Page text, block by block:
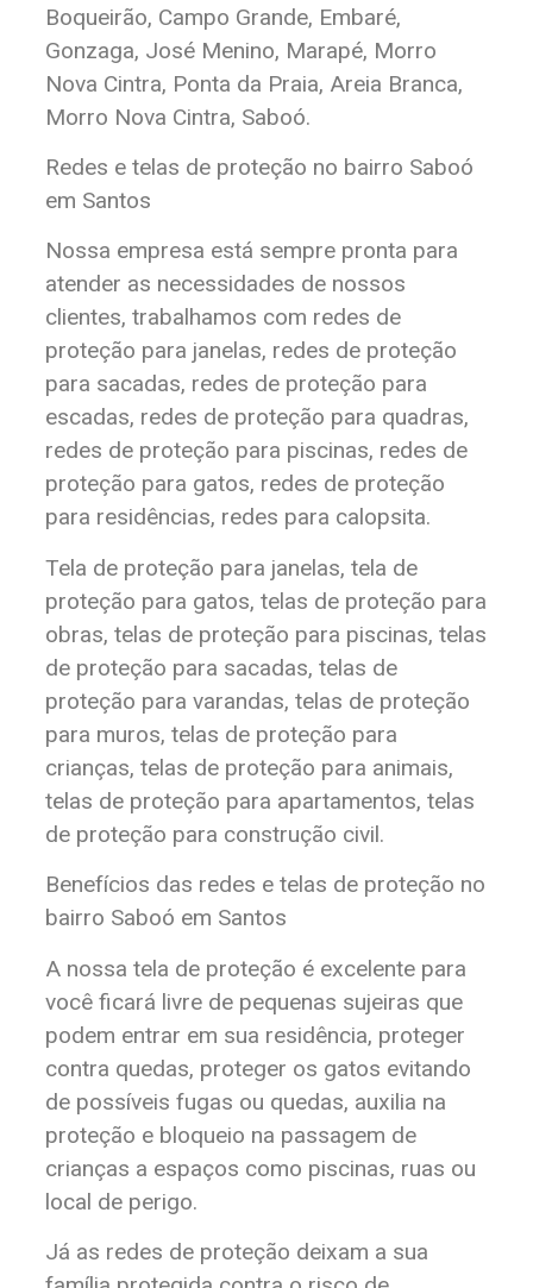
Boqueirão, Campo Grande, Embaré,
Gonzaga, José Menino, Marapé, Morro
Nova Cintra, Ponta da Praia, Areia Branca,
Morro Nova Cintra, Saboó.
Redes e telas de proteção no bairro Saboó
em Santos
Nossa empresa está sempre pronta para
atender as necessidades de nossos
clientes, trabalhamos com redes de
proteção para janelas, redes de proteção
para sacadas, redes de proteção para
escadas, redes de proteção para quadras,
redes de proteção para piscinas, redes de
proteção para gatos, redes de proteção
para residências, redes para calopsita.
Tela de proteção para janelas, tela de
proteção para gatos, telas de proteção para
obras, telas de proteção para piscinas, telas
de proteção para sacadas, telas de
proteção para varandas, telas de proteção
para muros, telas de proteção para
crianças, telas de proteção para animais,
telas de proteção para apartamentos, telas
de proteção para construção civil.
Benefícios das redes e telas de proteção no
bairro Saboó em Santos
A nossa tela de proteção é excelente para
você ficará livre de pequenas sujeiras que
podem entrar em sua residência, proteger
contra quedas, proteger os gatos evitando
de possíveis fugas ou quedas, auxilia na
proteção e bloqueio na passagem de
crianças a espaços como piscinas, ruas ou
local de perigo.
Já as redes de proteção deixam a sua